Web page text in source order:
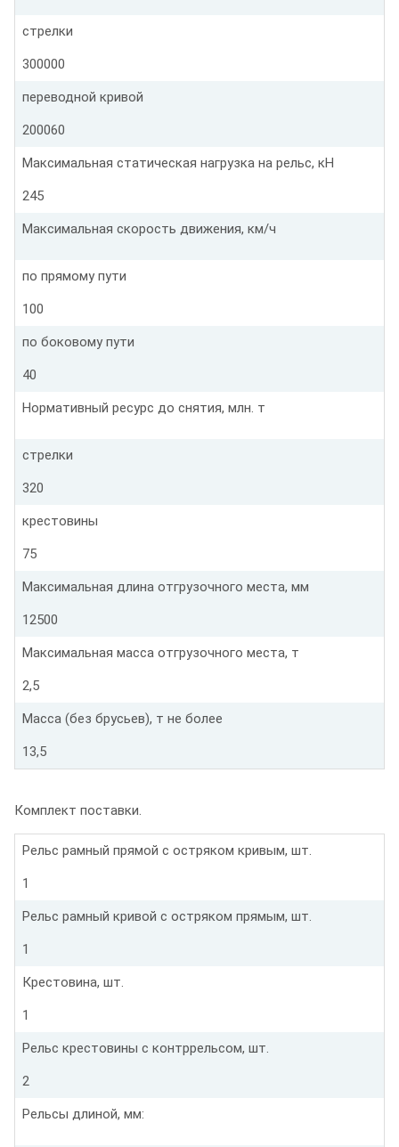
стрелки
300000
переводной кривой
200060
Максимальная статическая нагрузка на рельс, кН
245
Максимальная скорость движения, км/ч
по прямому пути
100
по боковому пути
40
Нормативный ресурс до снятия, млн. т
стрелки
320
крестовины
75
Максимальная длина отгрузочного места, мм
12500
Максимальная масса отгрузочного места, т
2,5
Масса (без брусьев), т не более
13,5
Комплект поставки.
Рельс рамный прямой с остряком кривым, шт.
1
Рельс рамный кривой с остряком прямым, шт.
1
Крестовина, шт.
1
Рельс крестовины с контррельсом, шт.
2
Рельсы длиной, мм: